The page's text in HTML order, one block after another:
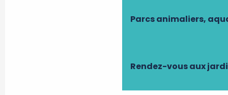
Parcs animaliers,
Rendez-vous aux